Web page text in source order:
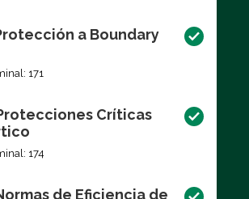
a Boundary
171
Críticas
174
de Eficiencia de